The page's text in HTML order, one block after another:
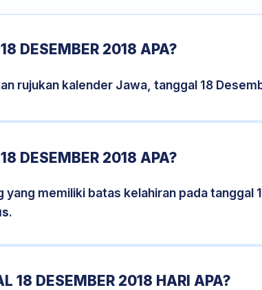
DESEMBER 2018 APA?
rujukan kalender Jawa, tanggal 18
DESEMBER 2018 APA?
yang memiliki batas kelahiran pada
.
18 DESEMBER 2018 HARI APA?